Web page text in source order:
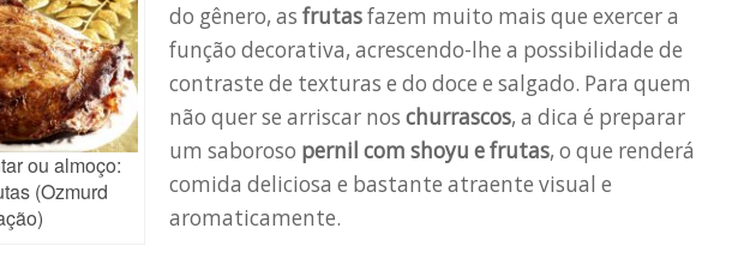
ou almoço:
(Ozmurd
do gênero, as frutasfazem muito mais que exercer a
função decorativa, acrescendo-lhe a possibilidade de
contraste de texturas e do doce e salgado. Para quem
não quer se arriscar nos churrascos, a dica é preparar
um saboroso pernil com shoyu e frutas, o que renderá
comida deliciosa e bastante atraente visual e
aromaticamente.